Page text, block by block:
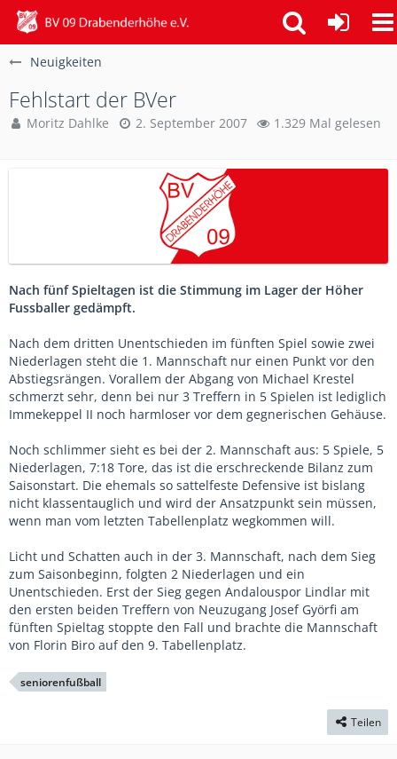
Neuigkeiten
Fehlstart der BVer
Moritz Dahlke 2. September 2007 1.329 Mal gelesen
Nach fünf Spieltagen ist die Stimmung im Lager der Höher
Fussballer gedämpft.
Nach dem dritten Unentschieden im fünften Spiel sowie zwei
Niederlagen steht die 1. Mannschaft nur einen Punkt vor den
Abstiegsrängen. Vorallem der Abgang von Michael Krestel
schmerzt sehr, denn bei nur 3 Treffern in 5 Spielen ist lediglich
Immekeppel II noch harmloser vor dem gegnerischen Gehäuse.
Noch schlimmer sieht es bei der 2. Mannschaft aus: 5 Spiele, 5
Niederlagen, 7:18 Tore, das ist die erschreckende Bilanz zum
Saisonstart. Die ehemals so sattelfeste Defensive ist bislang
nicht klassentauglich und wird der Ansatzpunkt sein müssen,
wenn man vom letzten Tabellenplatz wegkommen will.
Licht und Schatten auch in der 3. Mannschaft, nach dem Sieg
zum Saisonbeginn, folgten 2 Niederlagen und ein
Unentschieden. Erst der Sieg gegen Andalouspor Lindlar mit
den ersten beiden Treffern von Neuzugang Josef Györfi am
fünften Spieltag stoppte den Fall und brachte die Mannschaft
von Florin Biro auf den 9. Tabellenplatz.
seniorenfußball
Teilen